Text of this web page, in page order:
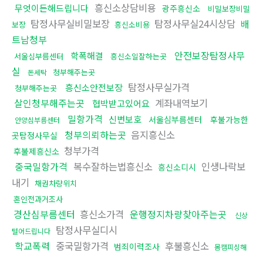
무엇이든해드립니다 흥신소상담비용 광주흥신소
비밀보장비밀
보장 탐정사무실비밀보장 흥신소비용 탐정사무실24시상담 배
트남청부
서울심부름센터 학폭해결 흥신소일잘하는곳
안전보장탐정사무
실
돈세탁
청부해주는곳
청부해주는곳
흥신소안전보장 탐정사무실가격
살인청부해주는곳
협박받고있어요 계좌내역보기
안양심부름센터 밀항가격 신변보호 서울심부름센터
후불가능한
곳탐정사무실
청부의뢰하는곳 음지흥신소
후불제흥신소 청부가격
중국밀항가격 복수잘하는법흥신소 흥신소디시 인생나락보
내기 채권차량위치
혼인전과거조사
경산심부름센터 흥신소가격 운행정지차량찾아주는곳
신상
털어드립니다 탐정사무실디시
학교폭력 중국밀항가격 범죄이력조사 후불흥신소 몸캠피싱해